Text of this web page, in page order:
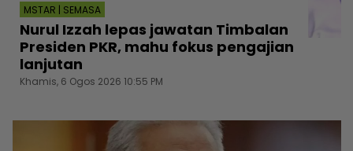
MSTAR | SEMASA
Nurul Izzah lepas jawatan Timbalan
Presiden PKR, mahu fokus pengajian
lanjutan
Khamis, 6 Ogos 2026 10:55 PM